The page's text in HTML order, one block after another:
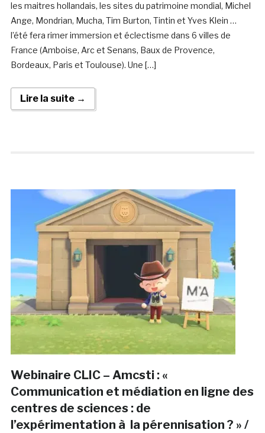
les maitres hollandais, les sites du patrimoine mondial, Michel
Ange, Mondrian, Mucha, Tim Burton, Tintin et Yves Klein …
l’été fera rimer immersion et éclectisme dans 6 villes de
France (Amboise, Arc et Senans, Baux de Provence,
Bordeaux, Paris et Toulouse). Une […]
Lire la suite →
Webinaire CLIC – Amcsti : «
Communication et médiation en ligne des
centres de sciences : de
l’expérimentation à la pérennisation ? » /